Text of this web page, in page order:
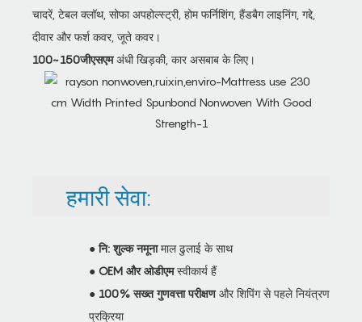
चादरें, टेबल क्लॉथ, सोफा अपहोल्स्ट्री, होम फर्निशिंग, हैंडबैग लाइनिंग, गद्दे,
दीवार और फर्श कवर, जूते कवर।
100~150जीएसएमअंधी खिड़की, कार असबाब के लिए।
हमारी सेवा:
●नि: शुल्क नमूनामाल ढुलाई के साथ
● OEM और ओडीएमस्वीकार्य हैं
● 100% सख्त गुणवत्ता परीक्षणऔर शिपिंग से पहले नियंत्रण
प्रक्रिया